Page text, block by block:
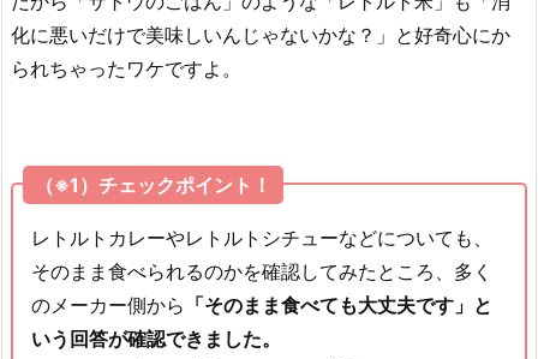
化に悪いだけで美味しいんじゃないかな？」と好奇心にか
られちゃったワケですよ。
（※1）チェックポイント！
レトルトカレーやレトルトシチューなどについても、
そのまま食べられるのかを確認してみたところ、多く
のメーカー側から 「そのまま食べても大丈夫です」と
いう回答が確認できました。